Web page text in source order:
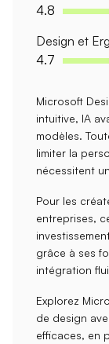
4.8
Design et
4.7
Microsoft
intuitive, IA
modèles.
limiter la
nécessitent un
Pour les
entreprises,
grâce à ses
intégration
Explorez
de design
efficaces, en